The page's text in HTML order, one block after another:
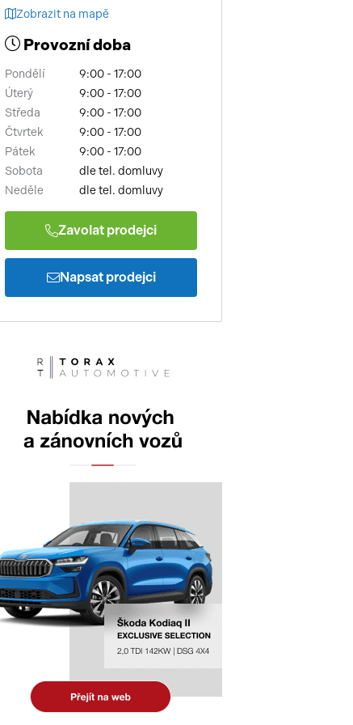
Zobrazit na mapě
Provozní doba
Pondělí
9:00 - 17:00
Úterý
9:00 - 17:00
Středa
9:00 - 17:00
Čtvrtek
9:00 - 17:00
Pátek
9:00 - 17:00
Sobota
dle tel. domluvy
Neděle
dle tel. domluvy
Zavolat prodejci
Napsat prodejci